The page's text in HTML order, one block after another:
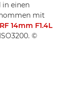
in einen
mit
RF 14mm F1.4L
©